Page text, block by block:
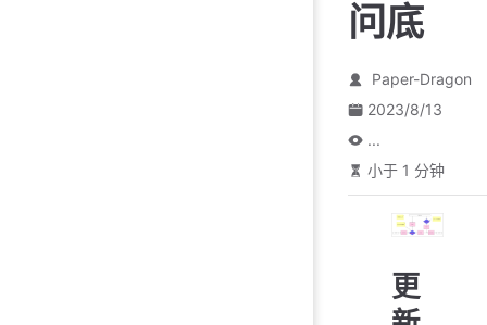
问底
Paper-Dragon
2023/8/13
...
小于 1 分钟
更